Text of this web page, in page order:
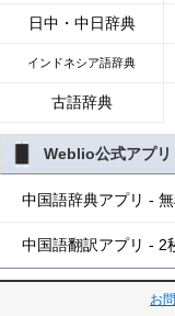
日中・中日辞典
インドネシア語辞典
古語辞典
Weblio公式アプリ
中国語辞典アプリ -
中国語翻訳アプリ - 2
お